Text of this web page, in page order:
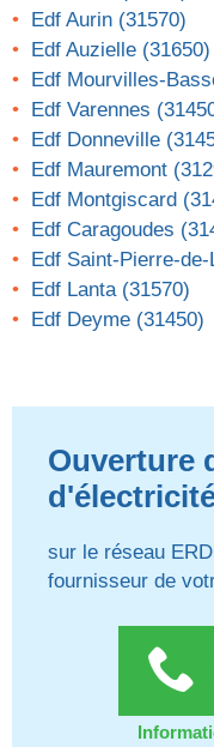
Edf Aurin (31570)
Edf Auzielle (31650)
Edf Mourvilles-
Edf Varennes
Edf Donneville
Edf Mauremont
Edf Montgiscard
Edf Caragoudes
Edf Saint-Pierre-
Edf Lanta (31570)
Edf Deyme (31450)
Ouverture
sur le réseau
fournisseur de